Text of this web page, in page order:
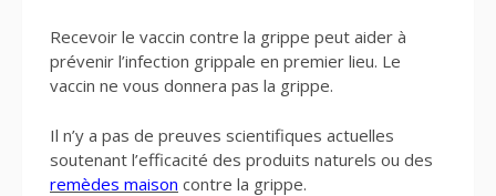
Recevoir le vaccin contre la grippe peut aider à
prévenir l’infection grippale en premier lieu. Le
vaccin ne vous donnera pas la grippe.
Il n’y a pas de preuves scientifiques actuelles
soutenant l’efficacité des produits naturels ou des
remèdes maison contre la grippe.